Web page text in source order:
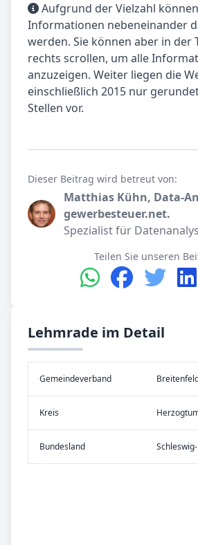
Aufgrund der Vielzahl
Informationen nebeneinander
werden. Sie können aber in der
rechts scrollen, um alle
anzuzeigen. Weiter liegen die
einschließlich 2015 nur
Stellen vor.
Dieser Beitrag wird betreut von:
Matthias Kühn, Data-
gewerbesteuer.net.
Spezialist für
Teilen Sie unseren
Lehmrade im Detail
Gemeinde­verband
Kreis
Bundes­land